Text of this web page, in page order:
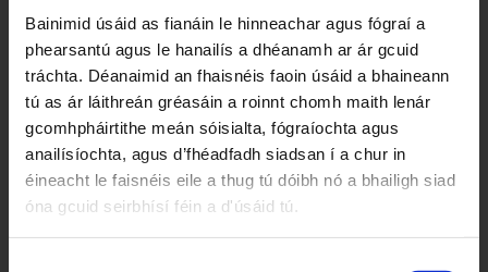
Bainimid úsáid as fianáin le hinneachar agus fógraí a
phearsantú agus le hanailís a dhéanamh ar ár gcuid
tráchta. Déanaimid an fhaisnéis faoin úsáid a bhaineann
tú as ár láithreán gréasáin a roinnt chomh maith lenár
gcomhpháirtithe meán sóisialta, fógraíochta agus
anailísíochta, agus d’fhéadfadh siadsan í a chur in
éineacht le faisnéis eile a thug tú dóibh nó a bhailigh siad
óna gcuid seirbhísí féin a d'úsáid tú.
Tírghrá
Caitheamh Aimsire
Deoraíocht
Suantraí
Tragóid
Ól
Caoineadh
Samhlaíocht
Stair
Troid Áit
Báid
Magadh
Aoir